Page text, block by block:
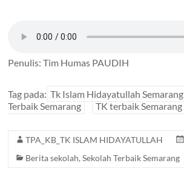
Penulis: Tim Humas PAUDIH
Tag pada: Tk Islam Hidayatullah Semarang
Terbaik Semarang
TK terbaik Semarang
TPA_KB_TK ISLAM HIDAYATULLAH
Berita sekolah,Sekolah Terbaik Semarang